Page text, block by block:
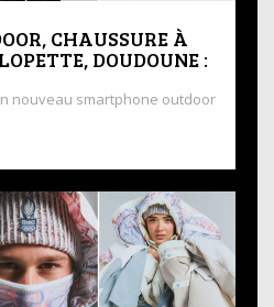
CHAUSSURE À
DOUDOUNE :
nouveau smartphone outdoor